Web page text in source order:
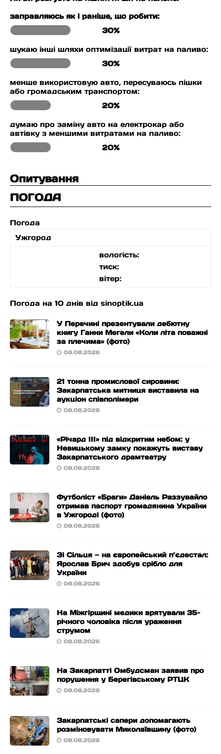
заправляюсь як і раніше, що робити:
30%
шукаю інші шляхи оптимізації витрат на паливо:
30%
менше використовую авто, пересуваюсь пішки
або громадським транспортом:
20%
думаю про заміну авто на електрокар або
автівку з меншими витратами на паливо:
20%
Опитування
ПОГОДА
Погода
Ужгород
вологість:
тиск:
вітер:
Погода на 10 днів від sinoptik.ua
У Перечині презентували дебютну
книгу Ганни Мегели «Коли літа поважні
за плечима» (фото)
08.08.2026
21 тонна промислової сировини:
Закарпатська митниця виставила на
аукціон співполімери
08.08.2026
«Річард ІІІ» під відкритим небом: у
Невицькому замку покажуть виставу
Закарпатського драмтеатру
08.08.2026
Футболіст «Браги» Даніель Раззувайло
отримав паспорт громадянина України
в Ужгороді (фото)
08.08.2026
Зі Сільця — на європейський п’єдестал:
Ярослав Брич здобув срібло для
України
08.08.2026
На Міжгірщині медики врятували 35-
річного чоловіка після ураження
струмом
08.08.2026
На Закарпатті Омбудсман заявив про
порушення у Берегівському РТЦК
08.08.2026
Закарпатські сапери допомагають
розміновувати Миколаївщину (фото)
08.08.2026